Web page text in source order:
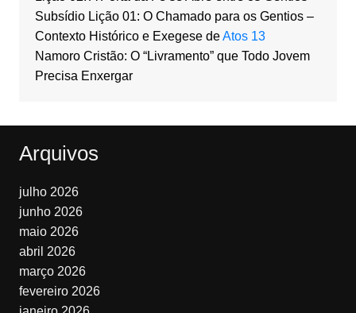
Subsídio Lição 01: O Chamado para os Gentios –
Contexto Histórico e Exegese deAtos 13
Namoro Cristão: O “Livramento” que Todo Jovem
Precisa Enxergar
Arquivos
julho 2026
junho 2026
maio 2026
abril 2026
março 2026
fevereiro 2026